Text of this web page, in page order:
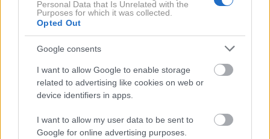
Personal Data that Is Unrelated with the
Purposes for which it was collected.
Opted Out
Google consents
I want to allow Google to enable storage
related to advertising like cookies on web or
device identifiers in apps.
I want to allow my user data to be sent to
Google for online advertising purposes.
izbrati med prejšnjim in zdajšnjim R. S.-om, bi raje
izbral prejšnjega. Kaj pa Trophy? Ha, tukaj pa je že
večja dilema in najbrž bi vplačal kar za novega. Da,
tako zabaven je in po nekaj dneh ti zleze pod kožo, da
te niti hladen tuš ne ohladi, saj ostanejo podatki iz
telemetrije (RS Monitor) še dolgo v glavi. Ob tem še
upoštevajte, da ima pet vrat, klimatsko napravo, velik
osrednji zaslon z navigacijo, pametni ključ, dober